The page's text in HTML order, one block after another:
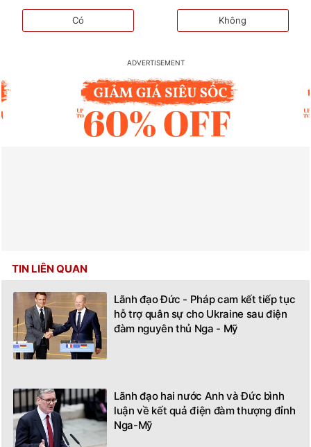
Có Không
TIN LIÊN QUAN
Lãnh đạo Đức - Pháp cam kết tiếp tục
hỗ trợ quân sự cho Ukraine sau điện
đàm nguyên thủ Nga - Mỹ
Lãnh đạo hai nước Anh và Đức bình
luận về kết quả điện đàm thượng đỉnh
Nga-Mỹ